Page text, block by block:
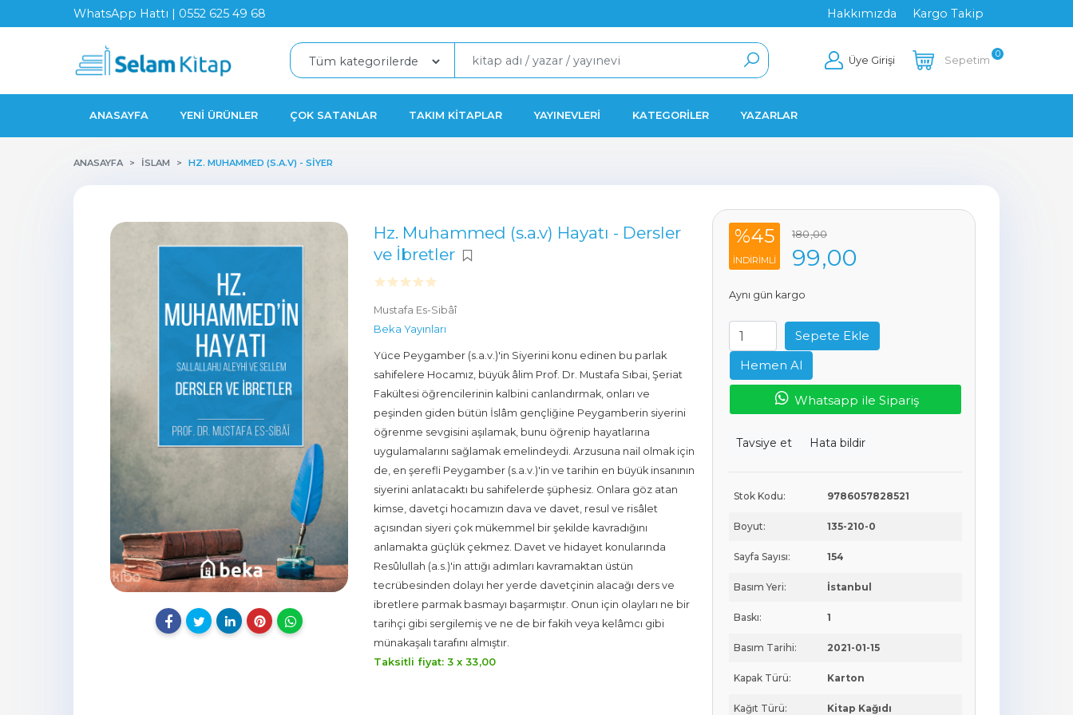
WhatsApp Hattı | 0552 625 49 68 Hakkımızda Kargo Takip
Üye Girişi Sepetim
0
ANASAYFA YENI ÜRÜNLER ÇOK SATANLAR TAKIM KITAPLAR YAYINEVLERI KATEGORILER YAZARLAR
ANASAYFA İSLAM HZ. MUHAMMED (S.A.V) - SIYER
Hz. Muhammed (s.a.v) Hayatı - Dersler
ve İbretler
Mustafa Es-Sibâî
Beka Yayınları
Yüce Peygamber (s.a.v.)'in Siyerini konu edinen bu parlak
sahifelere Hocamız, büyük âlim Prof. Dr. Mustafa Sıbai, Şeriat
Fakültesi öğrencilerinin kalbini canlandırmak, onları ve
peşinden giden bütün İslâm gençliğine Pey­gamberin siyerini
öğrenme sevgisini aşılamak, bunu öğrenip hayatlarına
uygulamalarını sağlamak emelindeydi. Arzusuna nail olmak için
de, en şerefli Peygamber (s.a.v.)'in ve tarihin en büyük insanının
siyerini anlatacaktı bu sahifelerde şüphesiz. Onlara göz atan
kimse, davetçi hocamızın dava ve davet, resul ve risâlet
açısından siyeri çok mü­kemmel bir şekilde kavradığını
anlamakta güçlük çekmez. Davet ve hidayet konularında
Resûlullah (a.s.)'in attığı adımları kavramaktan üstün
tecrübesinden dolayı her yerde davetçinin alacağı ders ve
ibretlere parmak basmayı başarmıştır. Onun için olayları ne bir
tarihçi gibi sergilemiş ve ne de bir fakih veya kelâmcı gibi
münakaşalı tarafını almıştır.
Taksitli fiyat: 3 x 33,00
%45
INDIRIMLI
180,00
99,00
Aynı gün kargo
Sepete Ekle
Hemen Al
Whatsapp ile Sipariş
Tavsiye et Hata bildir
Stok Kodu: 9786057828521
Boyut: 135-210-0
Sayfa Sayısı: 154
Basım Yeri: İstanbul
Baskı: 1
Basım Tarihi: 2021-01-15
Kapak Türü: Karton
Kağıt Türü: Kitap Kağıdı